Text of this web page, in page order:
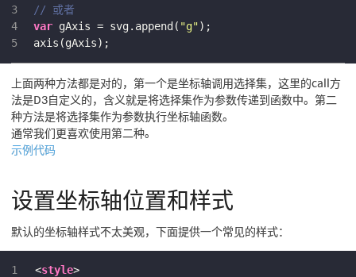
3
4
5
// 或者
var gAxis = svg.append( "g");
axis(gAxis);
上面两种方法都是对的，第一个是坐标轴调用选择集，这里的call方
法是D3自定义的，含义就是将选择集作为参数传递到函数中。第二
种方法是将选择集作为参数执行坐标轴函数。
通常我们更喜欢使用第二种。
示例代码
设置坐标轴位置和样式
默认的坐标轴样式不太美观，下面提供一个常见的样式：
1
<style>